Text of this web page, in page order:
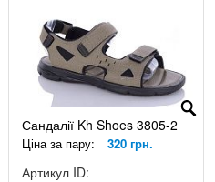
Сандалії Kh Shoes 3805-2
Ціна за пару: 320 грн.
Артикул ID: